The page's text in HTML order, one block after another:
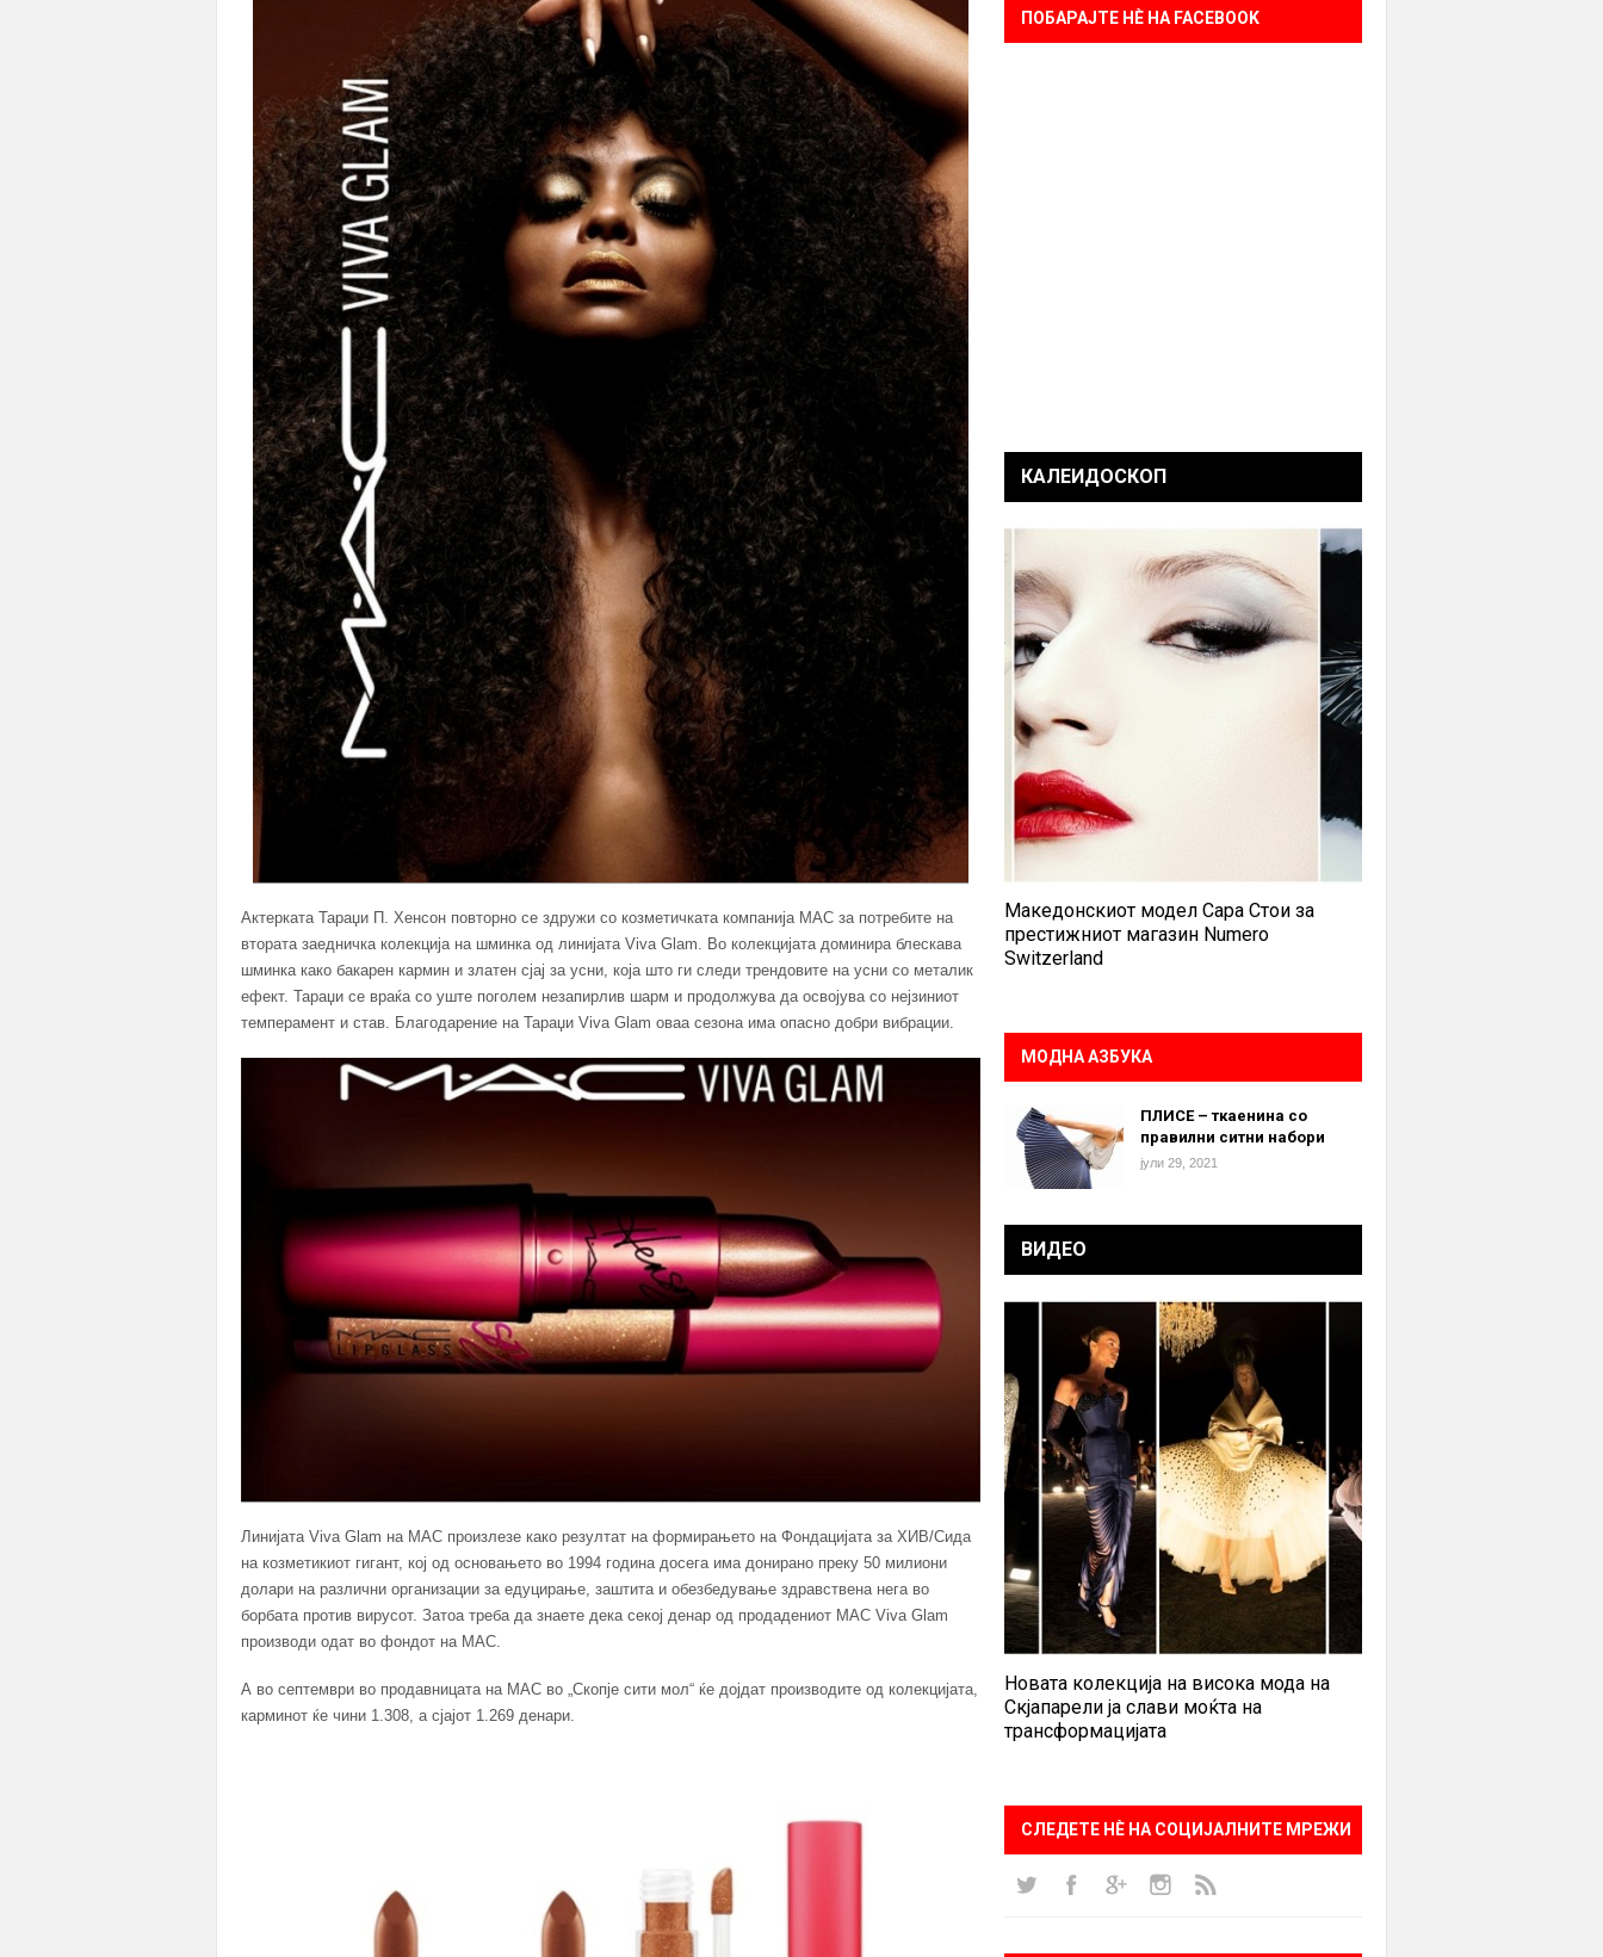
Актерката Тараџи П. Хенсон повторно се здружи со козметичката компанија MAC за потребите на
втората заедничка колекција на шминка од линијата Viva Glam. Во колекцијата доминира блескава
шминка како бакарен кармин и златен сјај за усни, која што ги следи трендовите на усни со металик
ефект. Тараџи се враќа со уште поголем незапирлив шарм и продолжува да освојува со нејзиниот
темперамент и став. Благодарение на Тараџи Viva Glam оваа сезона има опасно добри вибрации.
Линијата Viva Glam на MAC произлезе како резултат на формирањето на Фондацијата за ХИВ/Сида
на козметикиот гигант, кој од основањето во 1994 година досега има донирано преку 50 милиони
долари на различни организации за едуцирање, заштита и обезбедување здравствена нега во
борбата против вирусот. Затоа треба да знаете дека секој денар од продадениот MAC Viva Glam
производи одат во фондот на MAC.
А во септември во продавницата на MAC во „Скопје сити мол“ ќе дојдат производите од колекцијата,
карминот ќе чини 1.308, а сјајот 1.269 денари.
ПОБАРАЈТЕ НÈ НА FACEBOOK
КАЛЕИДОСКОП
Македонскиот модел Сара Стои за
престижниот магазин Numero
Switzerland
МОДНА АЗБУКА
ПЛИСЕ – ткаенина со
правилни ситни набори
јули 29, 2021
ВИДЕО
Новата колекција на висока мода на
Скјапарели ја слави моќта на
трансформацијата
СЛЕДЕТЕ НÈ НА СОЦИЈАЛНИТЕ МРЕЖИ